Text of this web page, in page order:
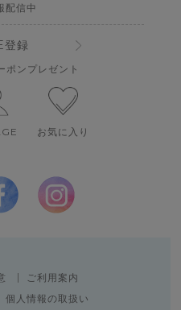
配信中
録
ンプレゼント
お気に入り
ご利用案内
個人情報の取扱い